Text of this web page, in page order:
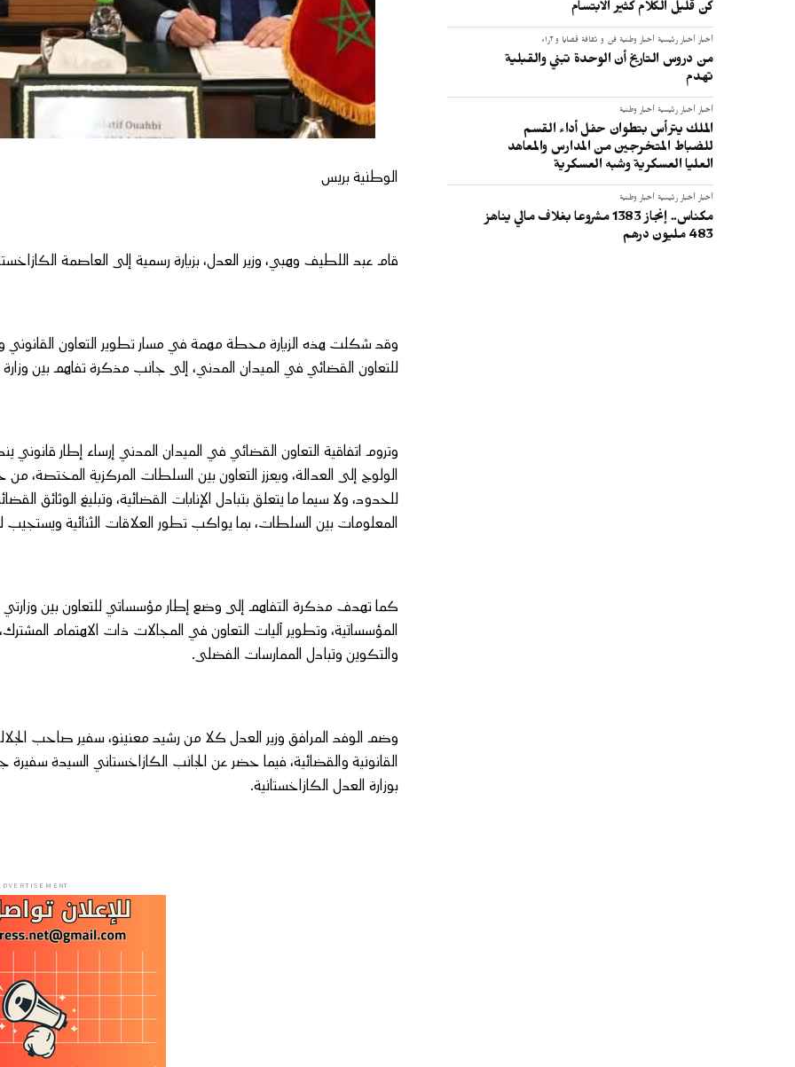
كن قليل الكلام كثير الابتسام
أخبار أخبار رئيسية أخبار وطنية فن و ثقافة قضايا و آراء
من دروس التاريخ أن الوحدة تبني والقبلية
تهدم
أخبار أخبار رئيسية أخبار وطنية
الملك يترأس بتطوان حفل أداء القسم
للضباط المتخرجين من المدارس والمعاهد
العليا العسكرية وشبه العسكرية
أخبار أخبار رئيسية أخبار وطنية
مكناس.. إنجاز 1383 مشروعا بغلاف مالي يناهز
483 مليون درهم
الوطنية بريس
قام عبد اللطيف وهبي، وزير العدل، بزيارة رسمية إلى العاصمة
وقد شكلت هذه الزيارة محطة مهمة في مسار تطوير التعاون القانوني
للتعاون القضائي في الميدان المدني، إلى جانب مذكرة تفاهم بين وزارة
وتروم اتفاقية التعاون القضائي في الميدان المدني إرساء إطار قانوني
الولوج إلى العدالة، ويعزز التعاون بين السلطات المركزية المختصة،
للحدود، ولا سيما ما يتعلق بتبادل الإنابات القضائية، وتبليغ الوثائق
المعلومات بين السلطات، بما يواكب تطور العلاقات الثنائية
كما تهدف مذكرة التفاهم إلى وضع إطار مؤسساتي للتعاون بين وزارتي
المؤسساتية، وتطوير آليات التعاون في المجالات ذات الاهتمام
والتكوين وتبادل الممارسات الفضلى.
وضم الوفد المرافق وزير العدل كلا من رشيد معنينو، سفير صاحب
القانونية والقضائية، فيما حضر عن الجانب الكازاخستاني السيدة سفيرة
بوزارة العدل الكازاخستانية.